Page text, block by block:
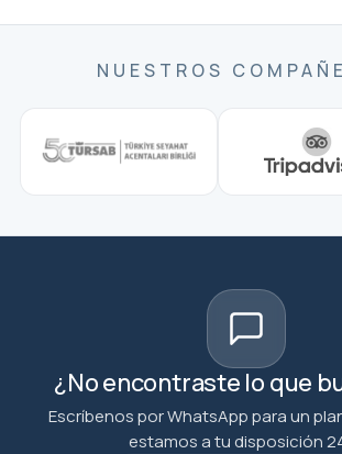
NUESTROS
¿No encontraste lo que
Escríbenos por WhatsApp para un
estamos a tu disposición